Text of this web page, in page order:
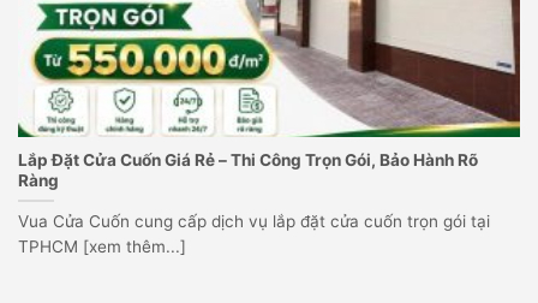
Lắp Đặt Cửa Cuốn Giá Rẻ – Thi Công Trọn Gói, Bảo Hành Rõ
Ràng
Vua Cửa Cuốn cung cấp dịch vụ lắp đặt cửa cuốn trọn gói tại
TPHCM [xem thêm...]